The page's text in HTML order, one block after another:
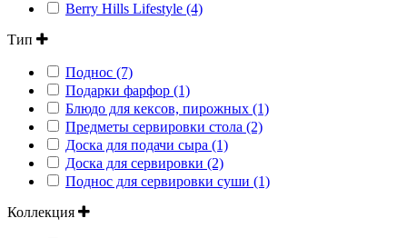
Berry Hills Lifestyle (4)
Тип
Поднос (7)
Подарки фарфор (1)
Блюдо для кексов, пирожных (1)
Предметы сервировки стола (2)
Доска для подачи сыра (1)
Доска для сервировки (2)
Поднос для сервировки суши (1)
Коллекция